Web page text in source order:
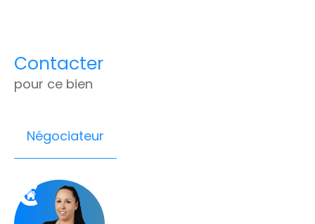
Contacter
pour ce bien
Négociateur